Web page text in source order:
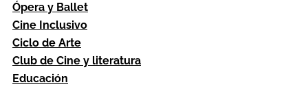
Ópera y Ballet
Cine Inclusivo
Ciclo de Arte
Club de Cine y literatura
Educación